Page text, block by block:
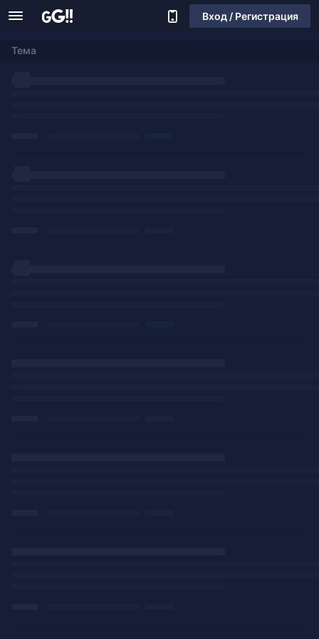
Вход / Регистрация
Тема